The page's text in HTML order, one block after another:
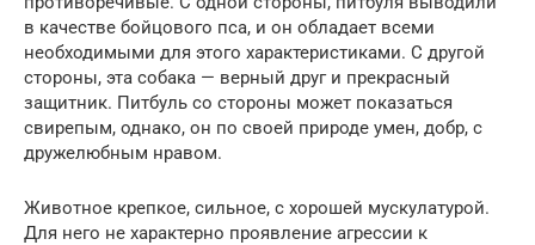
в качестве бойцового пса, и он обладает всеми
необходимыми для этого характеристиками. С другой
стороны, эта собака — верный друг и прекрасный
защитник. Питбуль со стороны может показаться
свирепым, однако, он по своей природе умен, добр, с
дружелюбным нравом.
Животное крепкое, сильное, с хорошей мускулатурой.
Для него не характерно проявление агрессии к